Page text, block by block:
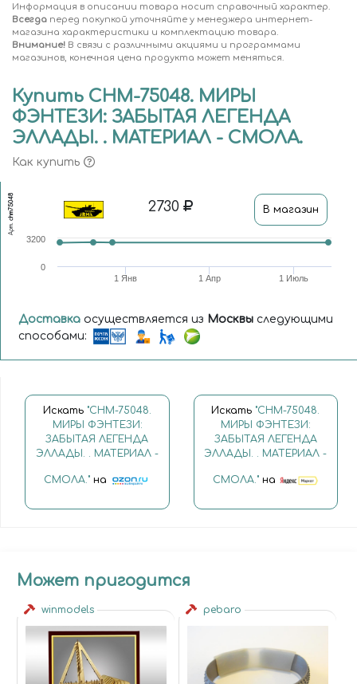
Информация в описании товара носит справочный характер.
Всегда перед покупкой уточняйте у менеджера интернет-
магазина характеристики и комплектацию товара.
Внимание! В связи с различными акциями и программами
магазинов, конечная цена продукта может меняться.
Купить CHM-75048. МИРЫ
ФЭНТЕЗИ: ЗАБЫТАЯ ЛЕГЕНДА
ЭЛЛАДЫ. . МАТЕРИАЛ - СМОЛА.
Как купить
Арт.
chm75048 2730 В магазин
1 Янв 1 Апр 1 Июль
0
3200
Доставка осуществляется из Москвы следующими
способами:
Искать "CHM-75048.
МИРЫ ФЭНТЕЗИ:
ЗАБЫТАЯ ЛЕГЕНДА
ЭЛЛАДЫ. . МАТЕРИАЛ -
СМОЛА." на
Искать "CHM-75048.
МИРЫ ФЭНТЕЗИ:
ЗАБЫТАЯ ЛЕГЕНДА
ЭЛЛАДЫ. . МАТЕРИАЛ -
СМОЛА."на
Может пригодится
winmodels pebaro